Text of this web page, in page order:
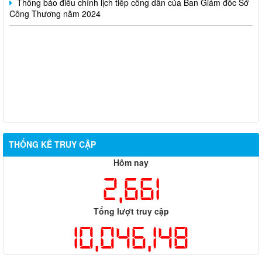
THỐNG KÊ TRUY CẬP
Hôm nay
2,661
Tổng lượt truy cập
10,046,148